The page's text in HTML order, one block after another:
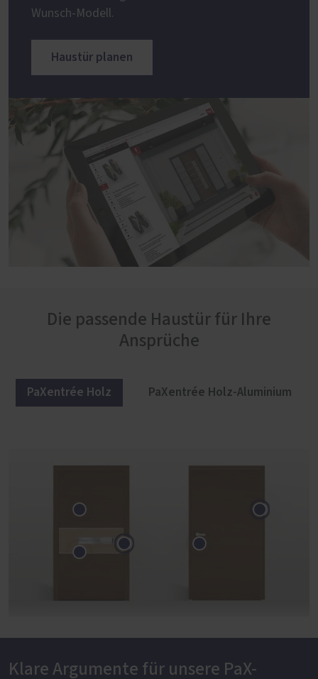
Wunsch-Modell.
Haustür planen
Die passende Haustür für Ihre
Ansprüche
PaXentrée Holz PaXentrée Holz-Aluminium
Klare Argumente für unsere PaX-